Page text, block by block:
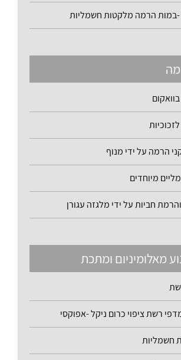
במות הרמה מלקטות חשמליות
הרמה על ידי מנוף
מיוחדים
חביות על ידי מלגזה עגורן
מאלומיניום ומתכת
רשת ציפוי כרום ניקל -אפוקסי
חשמליות